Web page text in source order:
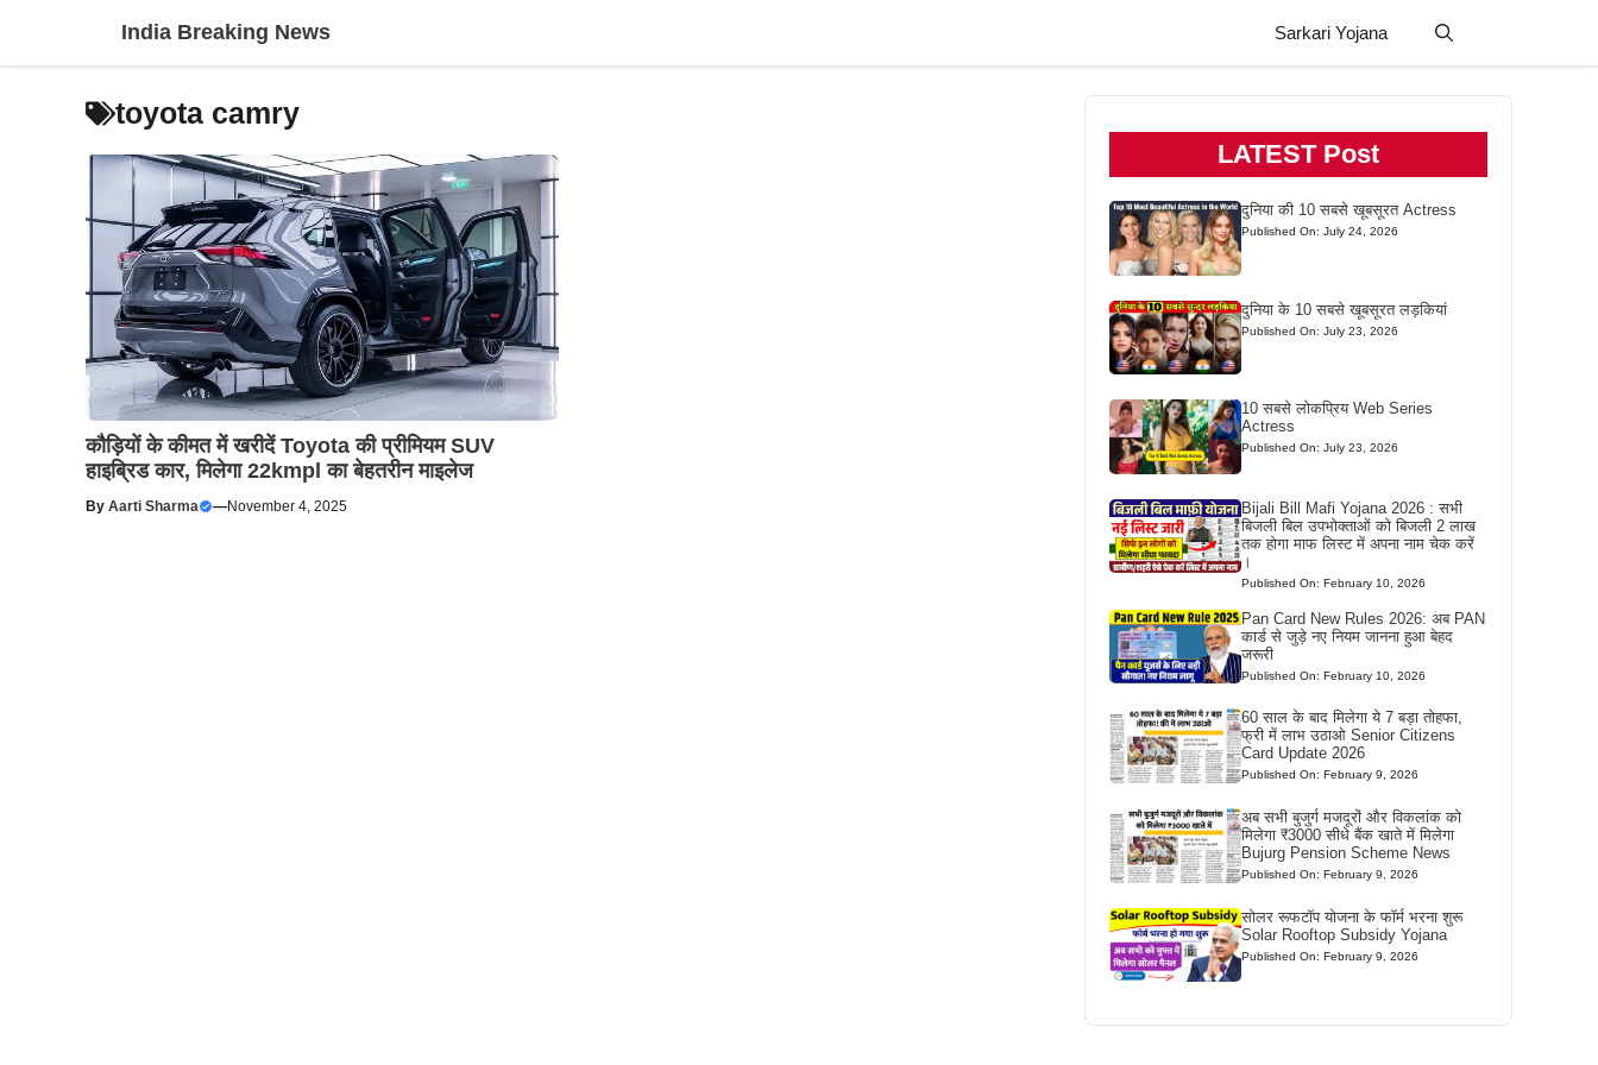
India Breaking News Sarkari Yojana
toyota camry
कौड़ियों के कीमत में खरीदें Toyota की प्रीमियम SUV
हाइब्रिड कार, मिलेगा 22kmpl का बेहतरीन माइलेज
By Aarti Sharma —November 4, 2025
LATEST Post
दुनिया की 10 सबसे खूबसूरत Actress
Published On: July 24, 2026
दुनिया के 10 सबसे खूबसूरत लड़कियां
Published On: July 23, 2026
10 सबसे लोकप्रिय Web Series
Actress
Published On: July 23, 2026
Bijali Bill Mafi Yojana 2026 : सभी
बिजली बिल उपभोक्ताओं को बिजली 2 लाख
तक होगा माफ लिस्ट में अपना नाम चेक करें
।
Published On: February 10, 2026
Pan Card New Rules 2026: अब PAN
कार्ड से जुड़े नए नियम जानना हुआ बेहद
जरूरी
Published On: February 10, 2026
60 साल के बाद मिलेगा ये 7 बड़ा तोहफा,
फ्री में लाभ उठाओ Senior Citizens
Card Update 2026
Published On: February 9, 2026
अब सभी बुजुर्ग मजदूरों और विकलांक को
मिलेगा ₹3000 सीधे बैंक खाते में मिलेगा
Bujurg Pension Scheme News
Published On: February 9, 2026
सोलर रूफटॉप योजना के फॉर्म भरना शुरू
Solar Rooftop Subsidy Yojana
Published On: February 9, 2026